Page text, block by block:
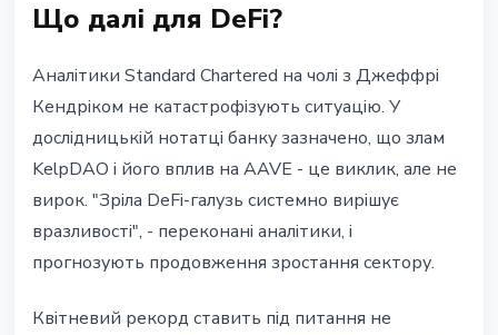
Що далі для DeFi?
Аналітики Standard Chartered на чолі з Джеффрі
Кендріком не катастрофізують ситуацію. У
дослідницькій нотатці банку зазначено, що злам
KelpDAO і його вплив на AAVE - це виклик, але не
вирок. "Зріла DeFi-галузь системно вирішує
вразливості", - переконані аналітики, і
прогнозують продовження зростання сектору.
Квітневий рекорд ставить під питання не